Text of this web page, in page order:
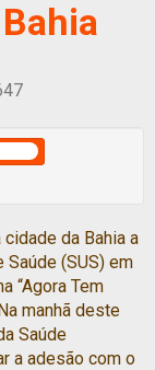
da Bahia a
(SUS) em
“Agora Tem
manhã deste
Saúde
a adesão com o